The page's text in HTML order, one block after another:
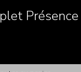
Présence